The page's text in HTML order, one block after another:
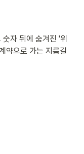
자 뒤에 숨겨진 '위
약으로 가는 지름길